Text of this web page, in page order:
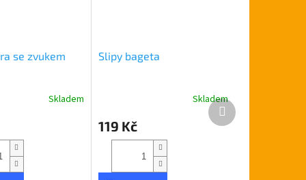
se zvukem
Skladem
Slipy bageta
Skladem
119 Kč
Další
produkt